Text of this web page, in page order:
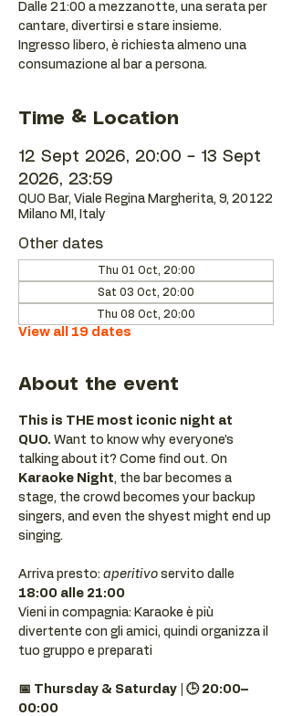
Dalle 21:00 a mezzanotte, una serata per
cantare, divertirsi e stare insieme.
Ingresso libero, è richiesta almeno una
consumazione al bar a persona.
Time & Location
12 Sept 2026, 20:00 – 13 Sept
2026, 23:59
QUO Bar, Viale Regina Margherita, 9, 20122
Milano MI, Italy
Other dates
Thu 01 Oct, 20:00
Sat 03 Oct, 20:00
Thu 08 Oct, 20:00
View all 19 dates
About the event
This is THE most iconic night at
QUO. Want to know why everyone’s
talking about it? Come find out. On
Karaoke Night, the bar becomes a
stage, the crowd becomes your backup
singers, and even the shyest might end up
singing.
Arriva presto: aperitivo servito dalle
18:00 alle 21:00
Vieni in compagnia: Karaoke è più
divertente con gli amici, quindi organizza il
tuo gruppo e preparati
📅 Thursday & Saturday | 🕒 20:00–
00:00